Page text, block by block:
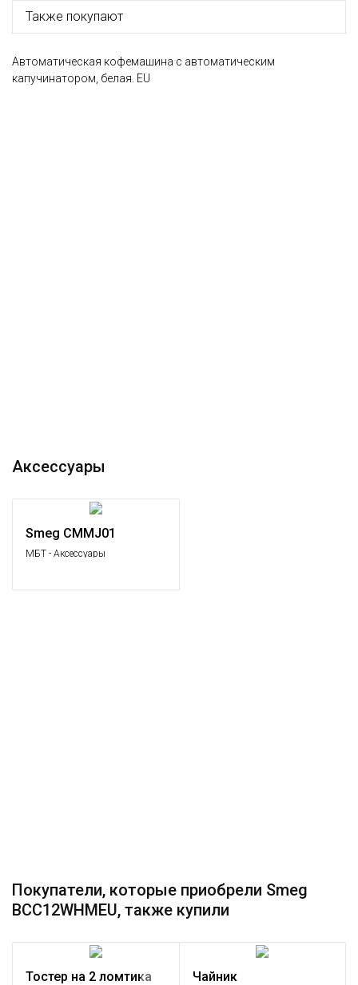
Также покупают
Автоматическая кофемашина с автоматическим
капучинатором, белая. EU
Аксессуары
Smeg CMMJ01
МБТ - Аксессуары
Покупатели, которые приобрели Smeg
BCC12WHMEU, также купили
Тостер на 2 ломтика
Чайник